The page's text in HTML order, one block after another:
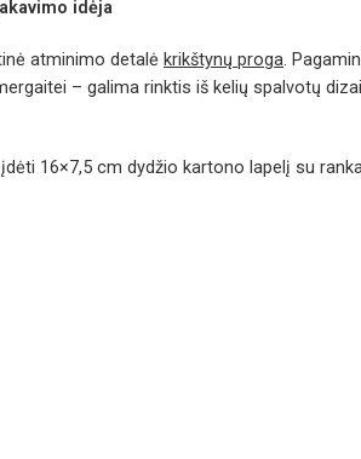
idėja
atminimo detalė krikštynų proga.
– galima rinktis iš kelių spalvotų
16×7,5 cm dydžio kartono lapelį su